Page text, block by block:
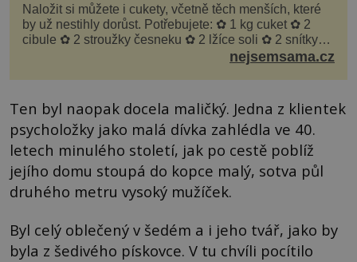
Naložit si můžete i cukety, včetně těch menších, které
by už nestihly dorůst. Potřebujete: ✿ 1 kg cuket ✿ 2
cibule ✿ 2 stroužky česneku ✿ 2 lžíce soli ✿ 2 snítky
kopru ✿ hrst petrželky Nálev: ✿ 400 m...nejsemsama.cz
Ten byl naopak docela maličký. Jedna z klientek
psycholožky jako malá dívka zahlédla ve 40.
letech minulého století, jak po cestě poblíž
jejího domu stoupá do kopce malý, sotva půl
druhého metru vysoký mužíček.
Byl celý oblečený v šedém a i jeho tvář, jako by
byla z šedivého pískovce. V tu chvíli pocítilo